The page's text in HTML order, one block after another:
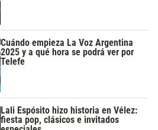
Cuándo empieza La Voz Argentina
2025 y a qué hora se podrá ver por
Telefe
Lali Espósito hizo historia en Vélez:
fiesta pop, clásicos e invitados